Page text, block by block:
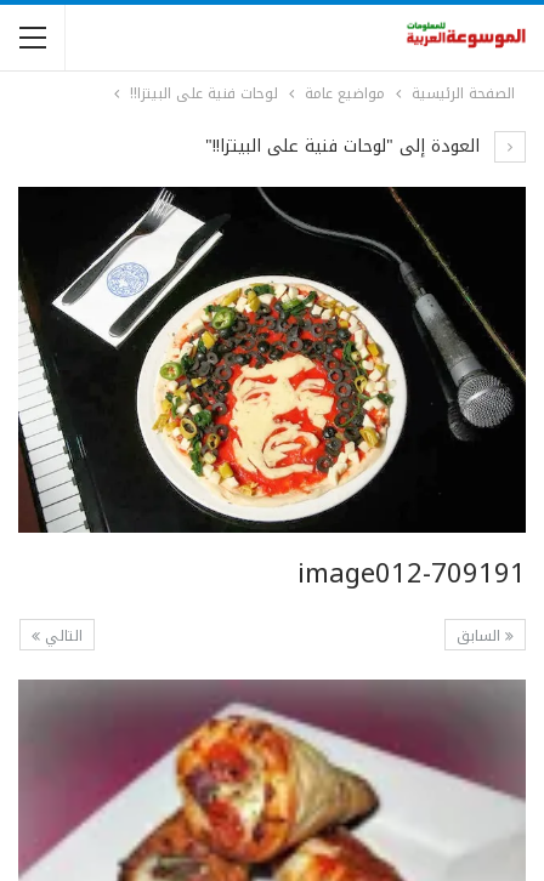
الصفحة الرئيسية مواضيع عامة لوحات فنية على البيتزا!!
العودة إلى "لوحات فنية على البيتزا!!"
image012-709191
التالي السابق